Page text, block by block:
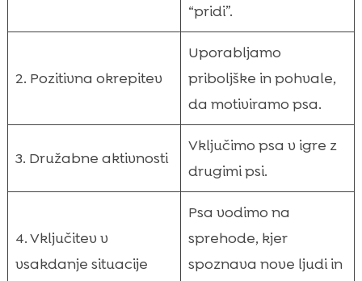
“pridi”.
2. Pozitivna okrepitev
Uporabljamo
priboljške in pohvale,
da motiviramo psa.
3. Družabne aktivnosti
Vključimo psa v igre z
drugimi psi.
4. Vključitev v
vsakdanje situacije
Psa vodimo na
sprehode, kjer
spoznava nove ljudi in